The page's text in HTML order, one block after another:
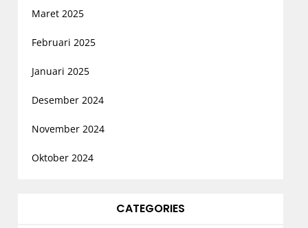
Maret 2025
Februari 2025
Januari 2025
Desember 2024
November 2024
Oktober 2024
CATEGORIES